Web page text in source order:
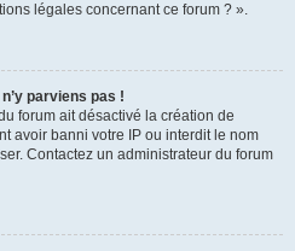
légales concernant ce forum ? ».
parviens pas !
forum ait désactivé la création de
avoir banni votre IP ou interdit le nom
Contactez un administrateur du forum